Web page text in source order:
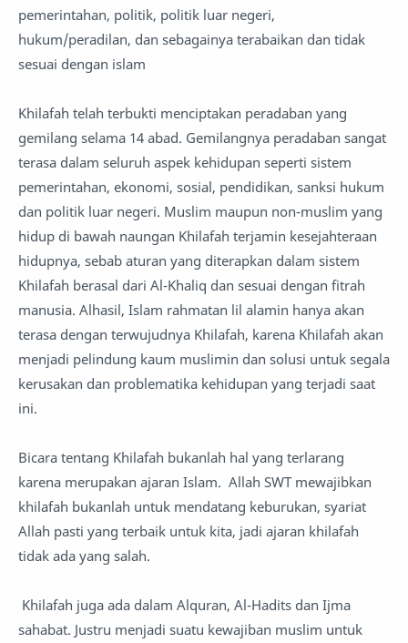
pemerintahan, politik, politik luar negeri,
hukum/peradilan, dan sebagainya terabaikan dan tidak
sesuai dengan islam
Khilafah telah terbukti menciptakan peradaban yang
gemilang selama 14 abad. Gemilangnya peradaban sangat
terasa dalam seluruh aspek kehidupan seperti sistem
pemerintahan, ekonomi, sosial, pendidikan, sanksi hukum
dan politik luar negeri. Muslim maupun non-muslim yang
hidup di bawah naungan Khilafah terjamin kesejahteraan
hidupnya, sebab aturan yang diterapkan dalam sistem
Khilafah berasal dari Al-Khaliq dan sesuai dengan fitrah
manusia. Alhasil, Islam rahmatan lil alamin hanya akan
terasa dengan terwujudnya Khilafah, karena Khilafah akan
menjadi pelindung kaum muslimin dan solusi untuk segala
kerusakan dan problematika kehidupan yang terjadi saat
ini.
Bicara tentang Khilafah bukanlah hal yang terlarang
karena merupakan ajaran Islam. Allah SWT mewajibkan
khilafah bukanlah untuk mendatang keburukan, syariat
Allah pasti yang terbaik untuk kita, jadi ajaran khilafah
tidak ada yang salah.
Khilafah juga ada dalam Alquran, Al-Hadits dan Ijma
sahabat. Justru menjadi suatu kewajiban muslim untuk